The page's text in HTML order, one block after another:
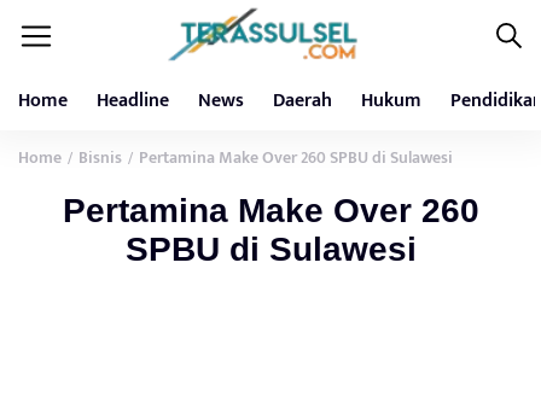
Home Headline News Daerah Hukum
Home / Bisnis / Pertamina Make Over 260 SPBU di Sulawesi
Pertamina Make Over 260
SPBU di Sulawesi